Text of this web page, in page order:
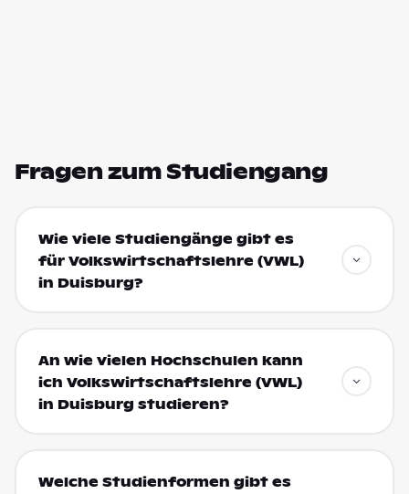
Fragen zum Studiengang
Wie viele Studiengänge gibt es
für Volkswirtschaftslehre (VWL)
in Duisburg?
An wie vielen Hochschulen kann
ich Volkswirtschaftslehre (VWL)
in Duisburg studieren?
Welche Studienformen gibt es